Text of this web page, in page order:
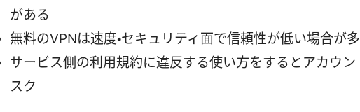
がある
無料のVPNは速度・セキュリティ面で信頼性が低い場合が
サービス側の利用規約に違反する使い方をするとアカウン
スク